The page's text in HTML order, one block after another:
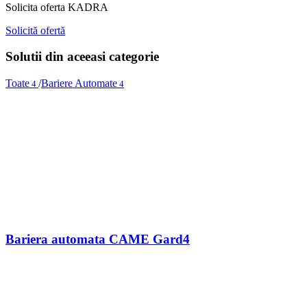
Solicita oferta KADRA
Solicită ofertă
Solutii din aceeasi categorie
Toate 4 /Bariere Automate 4
Bariera automata CAME Gard4